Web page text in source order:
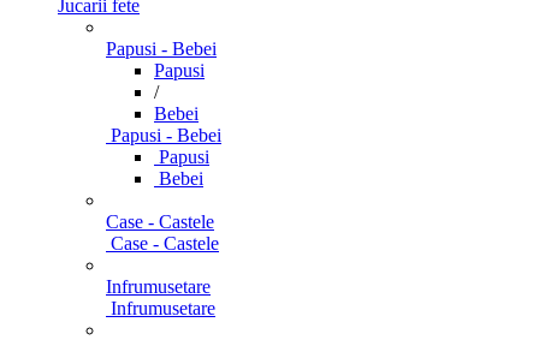
Jucarii fete
Papusi - Bebei
Papusi
/
Bebei
Papusi - Bebei
Papusi
Bebei
Case - Castele
Case - Castele
Infrumusetare
Infrumusetare